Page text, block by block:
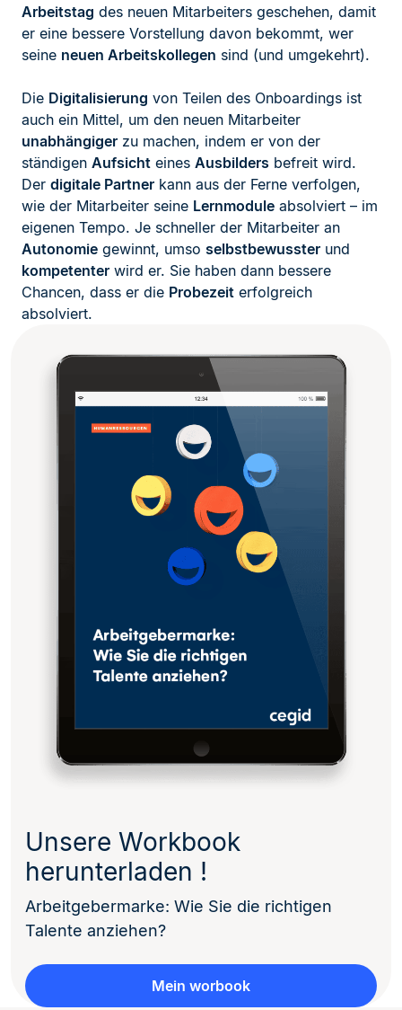
Arbeitstag des neuen Mitarbeiters geschehen, damit
er eine bessere Vorstellung davon bekommt, wer
seine neuen Arbeitskollegen sind (und umgekehrt).
Die Digitalisierung von Teilen des Onboardings ist
auch ein Mittel, um den neuen Mitarbeiter
unabhängiger zu machen, indem er von der
ständigen Aufsicht eines Ausbilders befreit wird.
Der digitale Partner kann aus der Ferne verfolgen,
wie der Mitarbeiter seine Lernmodule absolviert – im
eigenen Tempo. Je schneller der Mitarbeiter an
Autonomie gewinnt, umso selbstbewusster und
kompetenter wird er. Sie haben dann bessere
Chancen, dass er die Probezeit erfolgreich
absolviert.
Unsere Workbook
herunterladen !
Arbeitgebermarke: Wie Sie die richtigen
Talente anziehen?
Mein worbook